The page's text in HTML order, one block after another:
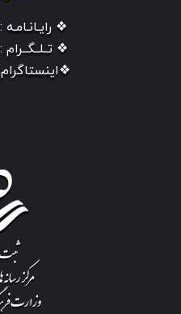
❖ رایـانـامـه :
❖ تــلــگــرام :